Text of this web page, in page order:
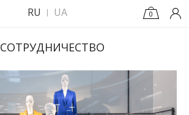
RU UA 0
СОТРУДНИЧЕСТВО